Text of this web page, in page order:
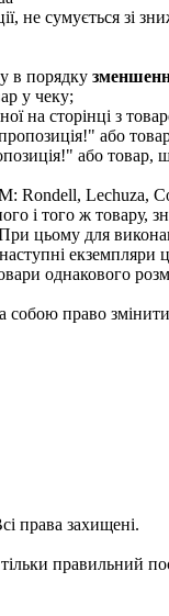
не сумується зі
в порядку
у чеку;
на сторінці з
або
або товар,
Rondell, Lechuza,
і того ж товару,
цьому для
екземпляри
однакового
право
права захищені.
правильний